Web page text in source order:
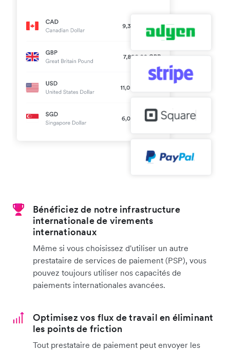
Bénéficiez de notre infrastructure
internationale de virements
internationaux
Même si vous choisissez d'utiliser un autre
prestataire de services de paiement (PSP), vous
pouvez toujours utiliser nos capacités de
paiements internationales avancées.
Optimisez vos flux de travail en éliminant
les points de friction
Tout prestataire de paiement peut envoyer les